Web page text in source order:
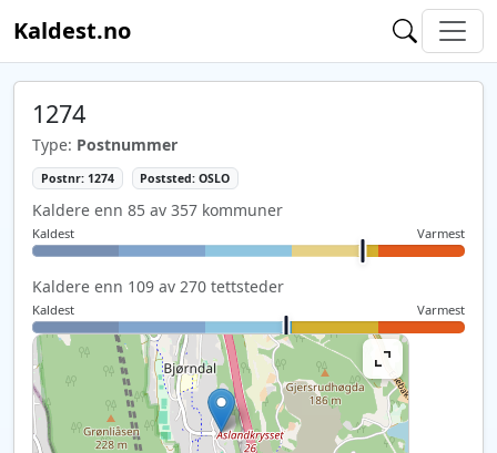
Kaldest.no
1274
Type: Postnummer
Postnr: 1274 Poststed: OSLO
Kaldere enn 85 av 357 kommuner
Kaldest Varmest
Kaldere enn 109 av 270 tettsteder
Kaldest Varmest